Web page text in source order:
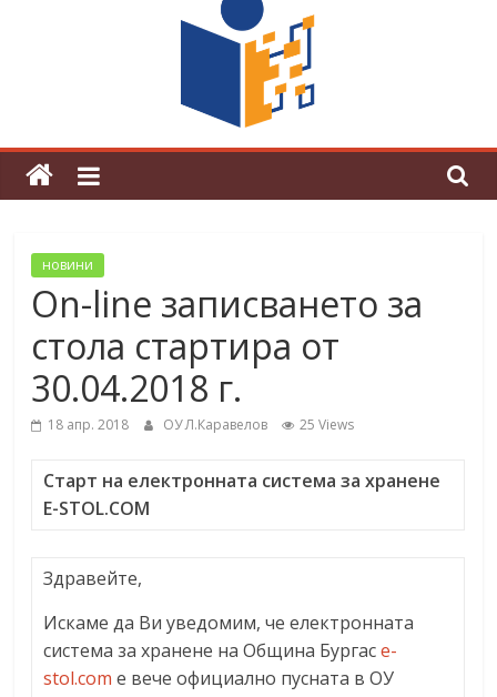
граници“
Магията на Андерсен оживя в ОУ
„Любен Каравелов“
новини
On-line записването за
стола стартира от
30.04.2018 г.
18 апр. 2018 ОУ Л.Каравелов 25 Views
Старт на електронната система за хранене
E-STOL.COM
Здравейте,
Искаме да Ви уведомим, че електронната
система за хранене на Община Бургасe-
stol.com е вече официално пусната в ОУ